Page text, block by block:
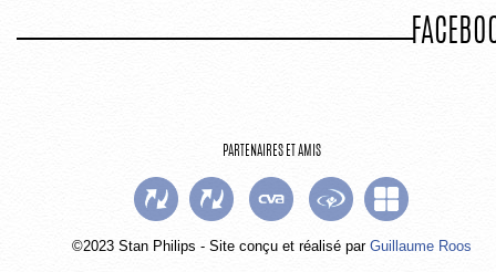
PARTENAIRES ET AMIS
©2023 Stan Philips - Site conçu et réalisé par Guillaume Roos